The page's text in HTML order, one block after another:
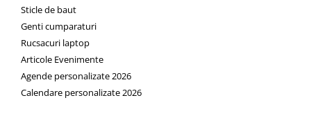
Sticle de baut
Genti cumparaturi
Rucsacuri laptop
Articole Evenimente
Agende personalizate 2026
Calendare personalizate 2026